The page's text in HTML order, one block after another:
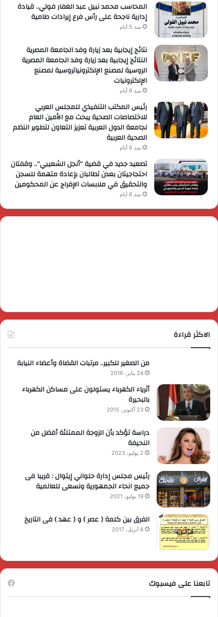
المحاسب محمد نبيل عبد الغفار فولي.. قيادة
إدارية ناجحة على رأس فرع إيرادات طامية
منذ 5 أيام
نتائج إيجابية بعد زيارة وفد الجامعة المصرية
النتائج إيجابية بعد زيارة وفد الجامعة المصرية
الروسية لمصنع الإلكترونياتروسية لمصنع
الإلكترونيات
منذ 6 أيام
رئيس المكتب التنفيذي للمجلس العربي
للاختصاصات الصحية يبحث مع الأمين العام
لجامعة الدول العربية تعزيز التعاون لتطوير النظم
الصحية العربية
منذ 6 أيام
تصعيد جديد في قضية “أنجل الشعيبي”.. وقفتان
احتجاجيتان بعدن تطالبان بإعادة متهمة للسجن
والتحقيق في ملابسات الإفراج عن المحكومين
منذ 6 أيام
الاكثر قراءة
من الصغير للكبير.. مرتبات القضاة وأعضاء النيابة
24 يناير، 2016
أثرياء الكهرباء يستولون على مساكن الكهرباء
بالبحيرة
23 أكتوبر، 2015
دراسة تؤكد بأن الزوجة الممتلئة أفضل من
النحيفة
2 يوليو، 2023
رئيس مجلس إدارة حلواني إيتوال : قريبا فى
جميع انحاء الجمهورية ونسعى للعالمية
19 يوليو، 2021
الفرق بين كلمة ( عصر ) و ( عهد ) فى التاريخ
8 أبريل، 2017
تابعنا على فيسبوك